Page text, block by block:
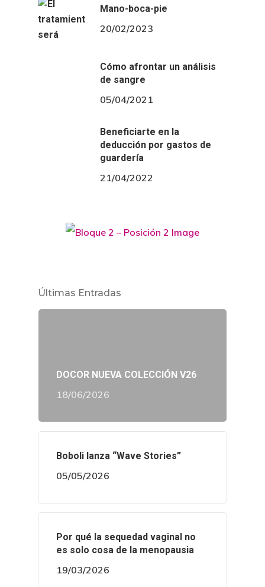
Mano-boca-pie
20/02/2023
Cómo afrontar un análisis
de sangre
05/04/2021
Beneficiarte en la
deducción por gastos de
guardería
21/04/2022
Últimas Entradas
DOCOR NUEVA COLECCIÓN V26
18/06/2026
Boboli lanza “Wave Stories”
05/05/2026
Por qué la sequedad vaginal no
es solo cosa de la menopausia
19/03/2026